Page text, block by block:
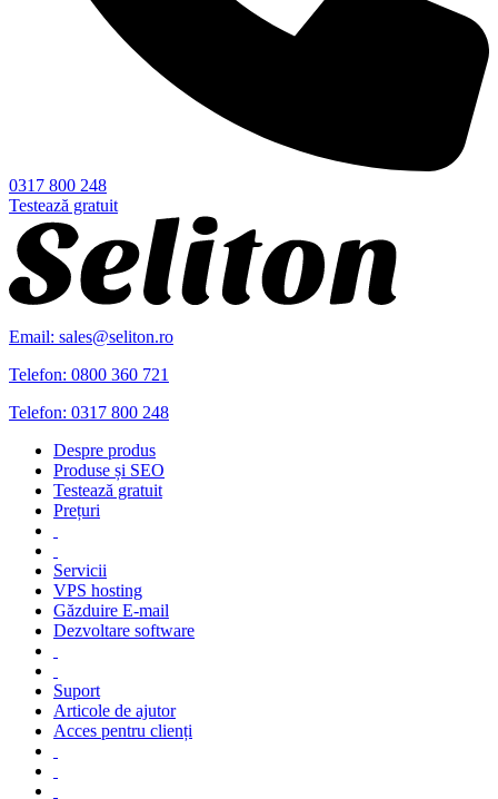
0317 800 248
Testează gratuit
Email: sales@seliton.ro
Telefon: 0800 360 721
Telefon: 0317 800 248
Despre produs
Produse și SEO
Testează gratuit
Prețuri
Servicii
VPS hosting
Găzduire E-mail
Dezvoltare software
Suport
Articole de ajutor
Acces pentru clienți